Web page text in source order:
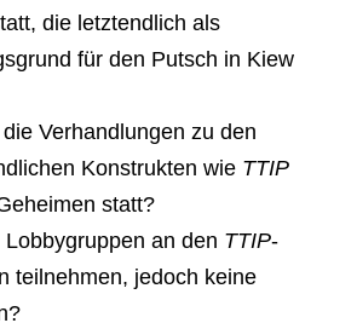
die letztendlich als
für den Putsch in Kiew
Verhandlungen zu den
Konstrukten wie TTIP
statt?
an den TTIP-
teilnehmen, jedoch keine